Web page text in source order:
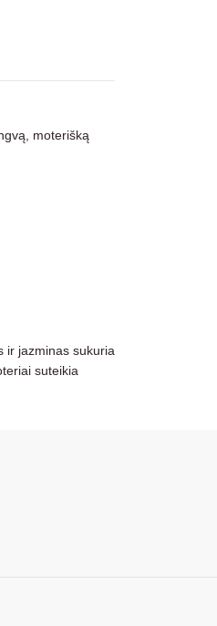
moterišką
ir jazminas sukuria
suteikia